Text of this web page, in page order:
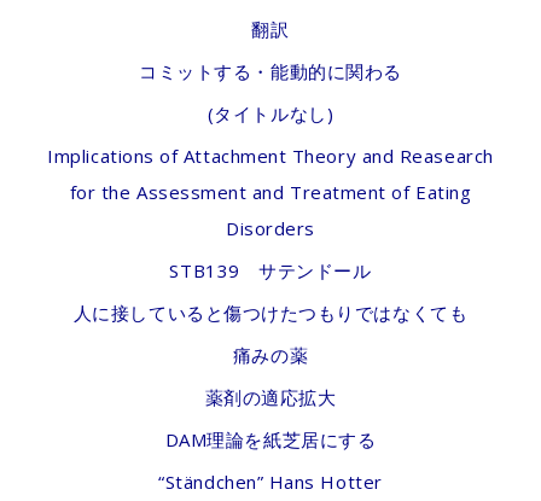
翻訳
コミットする・能動的に関わる
(タイトルなし)
Implications of Attachment Theory and Reasearch
for the Assessment and Treatment of Eating
Disorders
STB139 サテンドール
人に接していると傷つけたつもりではなくても
痛みの薬
薬剤の適応拡大
DAM理論を紙芝居にする
“Ständchen” Hans Hotter